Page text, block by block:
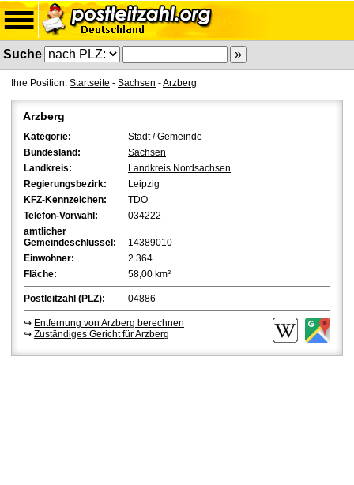
Suche
Ihre Position: Startseite - Sachsen -Arzberg
Arzberg
Kategorie:
Stadt / Gemeinde
Bundesland:
Sachsen
Landkreis:
Landkreis Nordsachsen
Regierungsbezirk:
Leipzig
KFZ-Kennzeichen:
TDO
Telefon-Vorwahl:
034222
amtlicher
Gemeindeschlüssel:
14389010
Einwohner:
2.364
Fläche:
58,00 km²
Postleitzahl (PLZ): 04886
↪ Entfernung von Arzberg berechnen
↪ Zuständiges Gericht für Arzberg